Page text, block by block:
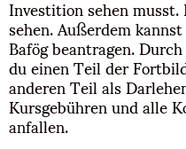
sehen. Außerdem
Bafög beantragen.
du einen Teil der
anderen Teil als
Kursgebühren und alle
anfallen.